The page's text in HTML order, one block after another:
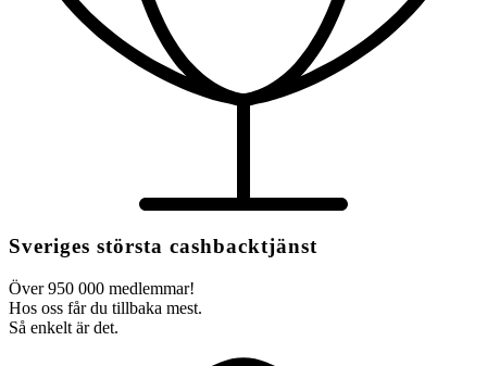
Sveriges största cashbacktjänst
Över 950 000 medlemmar!
Hos oss får du tillbaka mest.
Så enkelt är det.